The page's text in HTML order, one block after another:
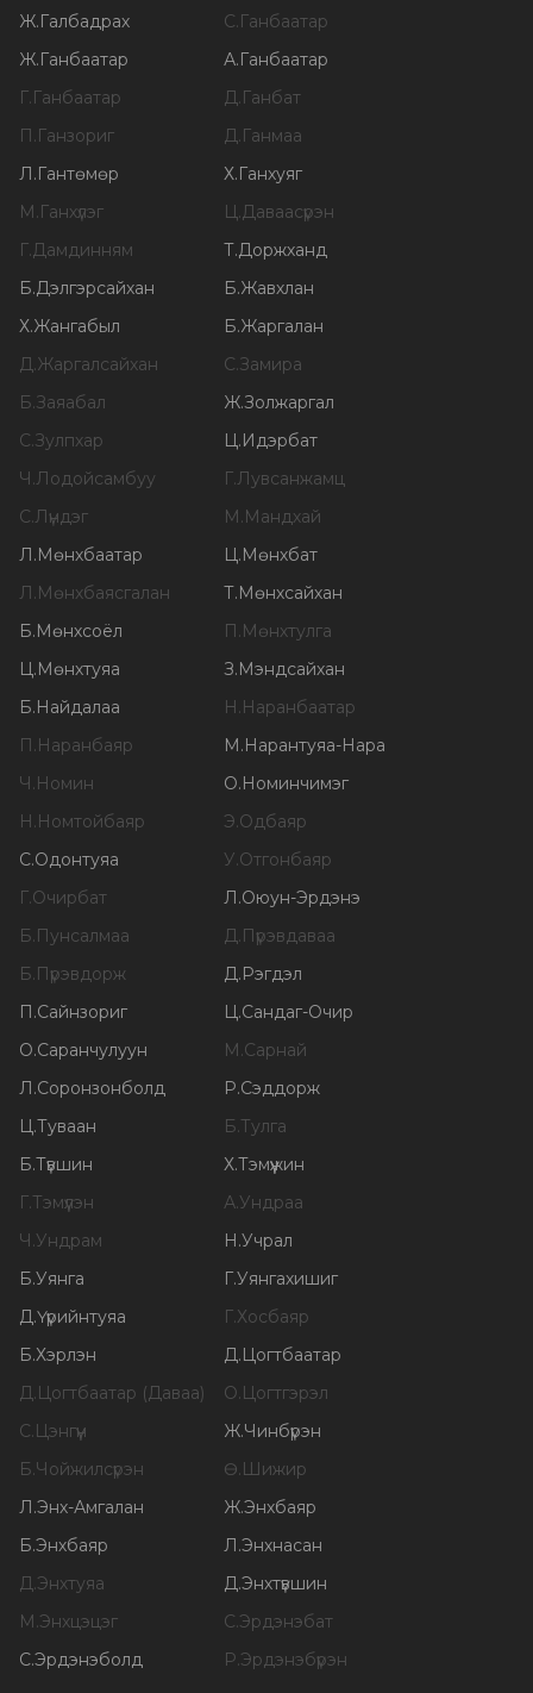
Ж. Галбадрах С. Ганбаатар
Ж. Ганбаатар А. Ганбаатар
Г. Ганбаатар Д. Ганбат
П . Ганзориг Д. Ганмаа
Л . Гантөмөр Х. Ганхуяг
М . Ганхүлэг Ц.Даваасүрэн
Г.Дамдинням Т.Доржханд
Б.Дэлгэрсайхан Б.Жавхлан
Х.Жангабыл Б.Жаргалан
Д.Жаргалсайхан С.Замира
Б.Заяабал Ж.Золжаргал
С.Зулпхар Ц. Идэрбат
Ч .Лодойсамбуу Г.Лувсанжамц
С.Лүндэг М . Мандхай
Л . Мөнхбаатар Ц. Мөнхбат
Л . Мөнхбаясгалан Т. Мөнхсайхан
Б. Мөнхсоёл П . Мөнхтулга
Ц. Мөнхтуяа З. Мэндсайхан
Б. Найдалаа Н . Наранбаатар
П . Наранбаяр М . Нарантуяа-Нара
Ч . Номин О. Номинчимэг
Н . Номтойбаяр Э.Одбаяр
С.Одонтуяа У.Отгонбаяр
Г.Очирбат Л .Оюун-Эрдэнэ
Б. Пунсалмаа Д. Пүрэвдаваа
Б. Пүрэвдорж Д. Рэгдэл
П .Сайнзориг Ц.Сандаг-Очир
О.Саранчулуун М .Сарнай
Л .Соронзонболд Р.Сэддорж
Ц.Туваан Б.Тулга
Б.Түвшин Х.Тэмүүжин
Г.Тэмүүлэн А.Ундраа
Ч .Ундрам Н .Учрал
Б.Уянга Г.Уянгахишиг
Д.Үүрийнтуяа Г.Хосбаяр
Б.Хэрлэн Д. Цогтбаатар
Д. Цогтбаатар (Даваа) О. Цогтгэрэл
С. Цэнгүүн Ж.Чинбүрэн
Б.Чойжилсүрэн Ө. Шижир
Л .Энх-Амгалан Ж.Энхбаяр
Б.Энхбаяр Л .Энхнасан
Д.Энхтуяа Д.Энхтүвшин
М .Энхцэцэг С.Эрдэнэбат
С.Эрдэнэболд Р.Эрдэнэбүрэн